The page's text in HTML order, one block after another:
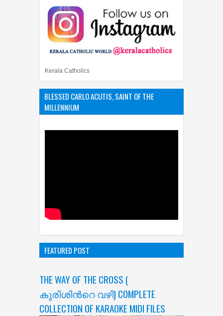
Kerala Catholics
BLESSED CARLO ACUTIS, SAINT OF THE
MILLENNIUM
FEATURED POST
THE WAY OF THE CROSS (
കുരിശിന്‍റെ വഴി) COMPLETE
COLLECTION OF KARAOKE MIDI FILES